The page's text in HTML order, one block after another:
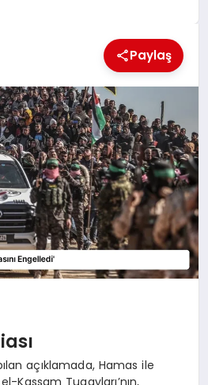
Paylaş
açıklamada, Hamas ile
Kassam Tugayları’nın,